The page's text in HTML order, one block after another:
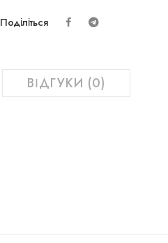
Поділіться
ВІДГУКИ (0)